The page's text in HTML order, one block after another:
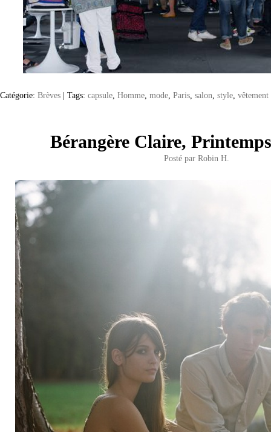
Catégorie: Brèves | Tags: capsule Homme mode Paris salon style vêtement
Bérangère Claire,
Posté par Robin H.